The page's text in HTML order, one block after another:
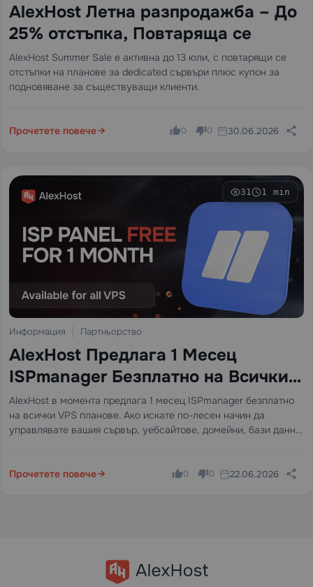
AlexHost Летна разпродажба – До
25% отстъпка, Повтаряща се
AlexHost Summer Sale е активна до 13 юли, с повтарящи се
отстъпки на планове за dedicated сървъри плюс купон за
подновяване за съществуващи клиенти.
Прочетете повече 0 0 30.06.2026
31 1 min
Информация Партньорство
AlexHost Предлага 1 Месец
ISPmanager Безплатно на Всички
VPS
AlexHost в момента предлага 1 месец ISPmanager безплатно
на всички VPS планове. Ако искате по-лесен начин да
управлявате вашия сървър, уебсайтове, домейни, бази данни
Прочетете повече
0 0 22.06.2026